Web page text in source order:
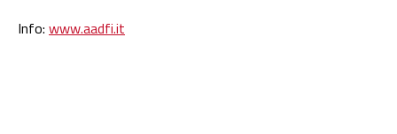
Info: www.aadfi.it